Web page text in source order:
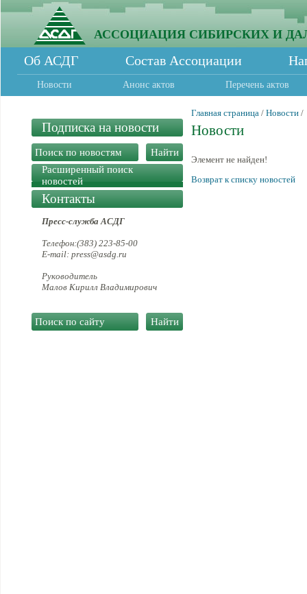
АССОЦИАЦИЯ СИБИРСКИХ И
Об АСДГ Состав Ассоциации
Новости Анонс актов Перечень актов
Подписка на новости
Расширенный поиск
новостей
Контакты
Пресс-служба АСДГ
Телефон:(383) 223-85-00
E-mail: press@asdg.ru
Руководитель
Малов Кирилл Владимирович
Главная страница / Новости /
Новости
Элемент не найден!
Возврат к списку новостей